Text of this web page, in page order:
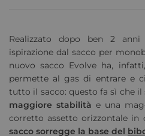
Realizzato dopo ben 2
ispirazione dal sacco per
nuovo sacco Evolve ha,
permette al gas di entrare e
tutto il sacco: questo fa sì che
maggiore stabilità e una
corretto assetto orizzontale in
sacco sorregge la base del